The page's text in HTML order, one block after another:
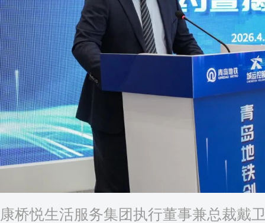
康桥悦生活服务集团执行董事兼总裁戴